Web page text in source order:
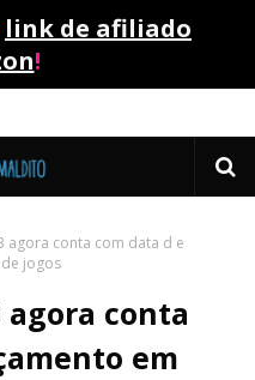
link de afiliado
!
agora conta com data d e
jogos
conta
em